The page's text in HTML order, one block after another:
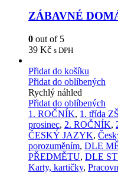
ZÁBAVNÉ
0 out of 5
39 Kč s DPH
Přidat do košíku
Přidat do oblíbených
Rychlý náhled
Přidat do oblíbených
1. ROČNÍK, 1. třída ZŠ
prosinec, 2. ROČNÍK,
ČESKÝ JAZYK,
porozuměním, DLE
PŘEDMĚTU, DLE
Karty, kartičky,